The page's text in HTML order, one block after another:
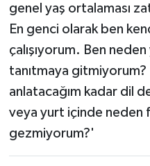
genel yaş ortalaması
En genci olarak ben
çalışıyorum. Ben neden
tanıtmaya
anlatacağım kadar dil
veya yurt içinde neden
gezmiyorum?'